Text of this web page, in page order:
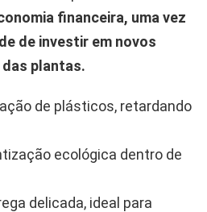
financeira, uma vez
de investir em novos
plantas.
de plásticos, retardando
ecológica dentro de
delicada, ideal para